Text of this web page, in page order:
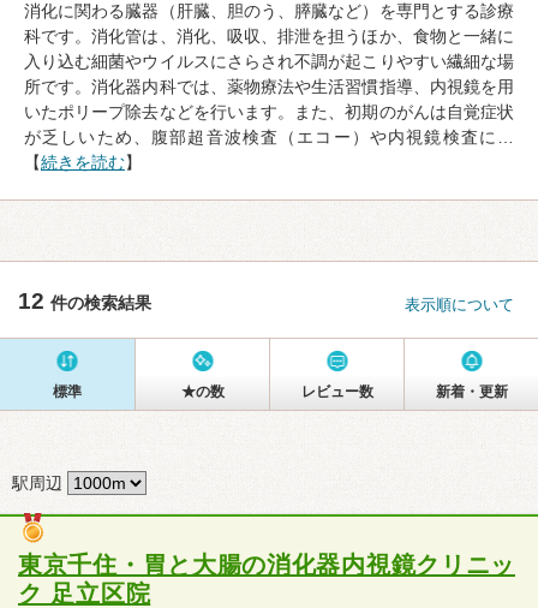
消化に関わる臓器（肝臓、胆のう、膵臓など）を専門とする診療
科です。消化管は、消化、吸収、排泄を担うほか、食物と一緒に
入り込む細菌やウイルスにさらされ不調が起こりやすい繊細な場
所です。消化器内科では、薬物療法や生活習慣指導、内視鏡を用
いたポリープ除去などを行います。また、初期のがんは自覚症状
が乏しいため、腹部超音波検査（エコー）や内視鏡検査に…
【続きを読む】
12 件の検索結果 表示順について
標準 ★の数 レビュー数 新着・更新
駅周辺
東京千住・胃と大腸の消化器内視鏡クリニッ
ク 足立区院